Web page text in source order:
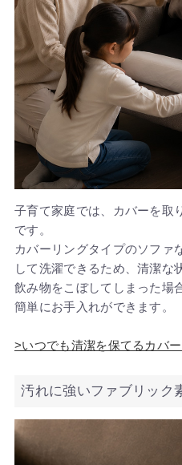
子育て家庭では、カバーを取
です。
カバーリングタイプのソファ
して洗濯できるため、清潔な
飲み物をこぼしてしまった場
簡単にお手入れができます。
>いつでも清潔を保てるカバ
汚れに強いファブリック